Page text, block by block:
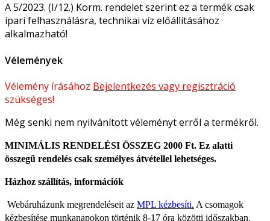
A 5/2023. (I/12.) Korm. rendelet szerint ez a termék csak
ipari felhasználásra, technikai víz előállításához
alkalmazható!
Vélemények
Vélemény írásához Bejelentkezés vagy regisztráció
szükséges!
Még senki nem nyilvánított véleményt erről a termékről.
MINIMÁLIS RENDELÉSI ÖSSZEG 2000 Ft. Ez alatti
összegű rendelés csak személyes átvétellel lehetséges.
Házhoz szállítás, információk
Webáruházunk megrendeléseit az MPL kézbesíti. A csomagok
kézbesítése munkanapokon történik 8-17 óra közötti időszakban.